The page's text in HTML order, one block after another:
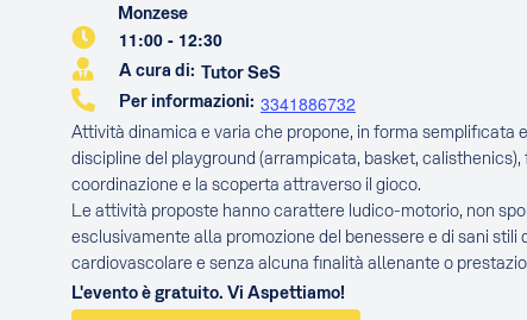
Monzese
11:00 - 12:30
A cura di: Tutor SeS
Per informazioni: 3341886732
Attività dinamica e varia che propone, in forma semplificata
discipline del playground (arrampicata, basket,
coordinazione e la scoperta attraverso il gioco.
Le attività proposte hanno carattere ludico-motorio, non
esclusivamente alla promozione del benessere e di sani stili
cardiovascolare e senza alcuna finalità allenante o
L'evento è gratuito. Vi Aspettiamo!